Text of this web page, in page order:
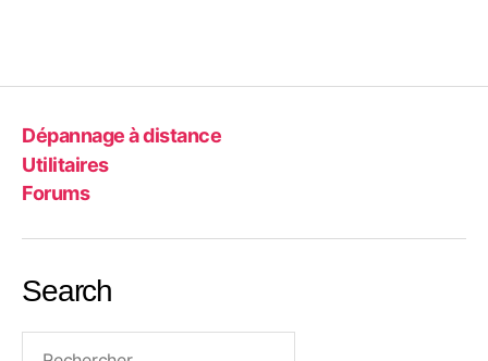
Dépannage à distance
Utilitaires
Forums
Search